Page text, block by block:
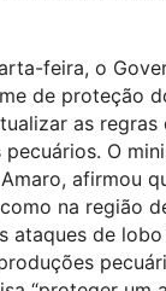
feira, o
de proteção
as regras
O
afirmou
na região
ataques de